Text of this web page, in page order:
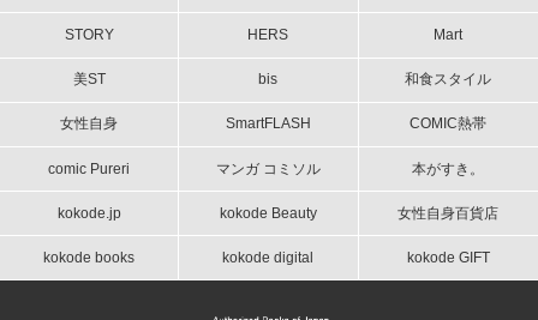
STORY HERS Mart
美ST bis 和食スタイル
女性自身 SmartFLASH COMIC熱帯
comic Pureri マンガ コミソル 本がすき。
kokode.jp kokode Beauty 女性自身百貨店
kokode books kokode digital kokode GIFT